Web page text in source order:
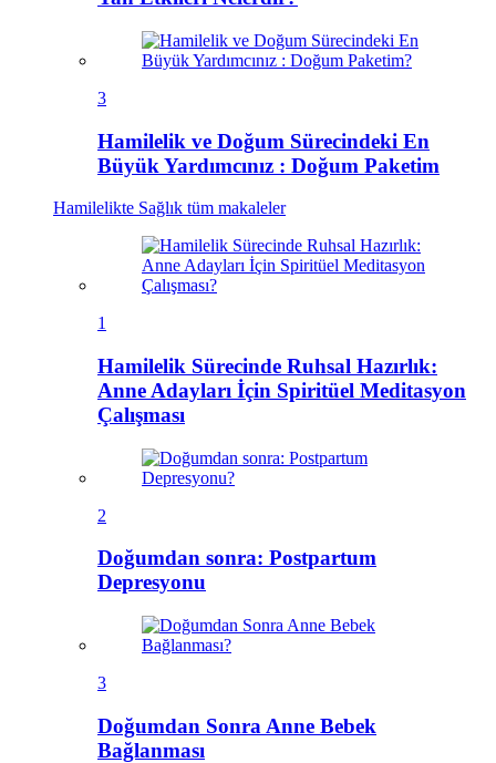
3
Hamilelik ve Doğum Sürecindeki En
Büyük Yardımcınız : Doğum Paketim
Hamilelikte Sağlık tüm makaleler
1
Hamilelik Sürecinde Ruhsal Hazırlık:
Anne Adayları İçin Spiritüel Meditasyon
Çalışması
2
Doğumdan sonra: Postpartum
Depresyonu
3
Doğumdan Sonra Anne Bebek
Bağlanması